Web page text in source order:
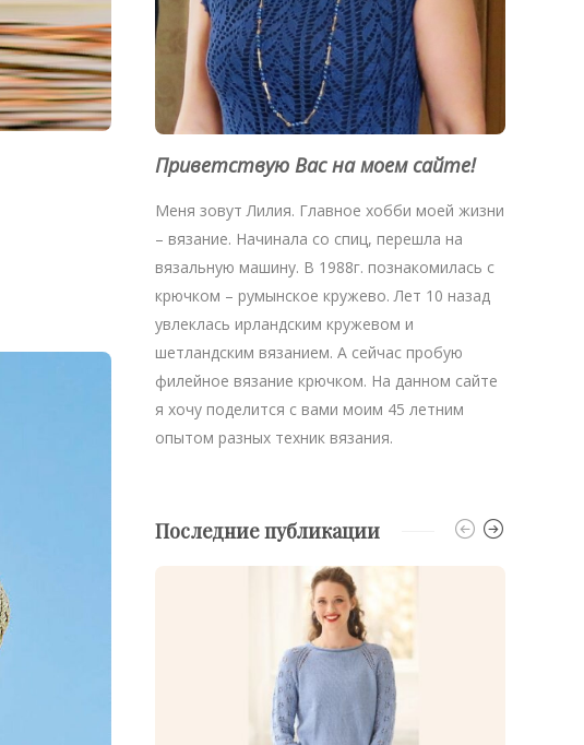
Приветствую Вас на моем сайте!
Меня зовут Лилия. Главное хобби моей жизни
– вязание. Начинала со спиц, перешла на
вязальную машину. В 1988г. познакомилась с
крючком – румынское кружево. Лет 10 назад
увлеклась ирландским кружевом и
шетландским вязанием. А сейчас пробую
филейное вязание крючком. На данном сайте
я хочу поделится с вами моим 45 летним
опытом разных техник вязания.
Последние публикации